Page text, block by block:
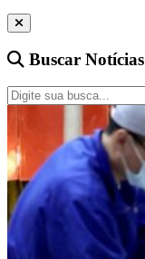
Buscar Notícias